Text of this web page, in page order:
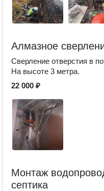
Алмазное
Сверление отверстия в
На высоте 3 метра.
22 000 ₽
Монтаж
септика